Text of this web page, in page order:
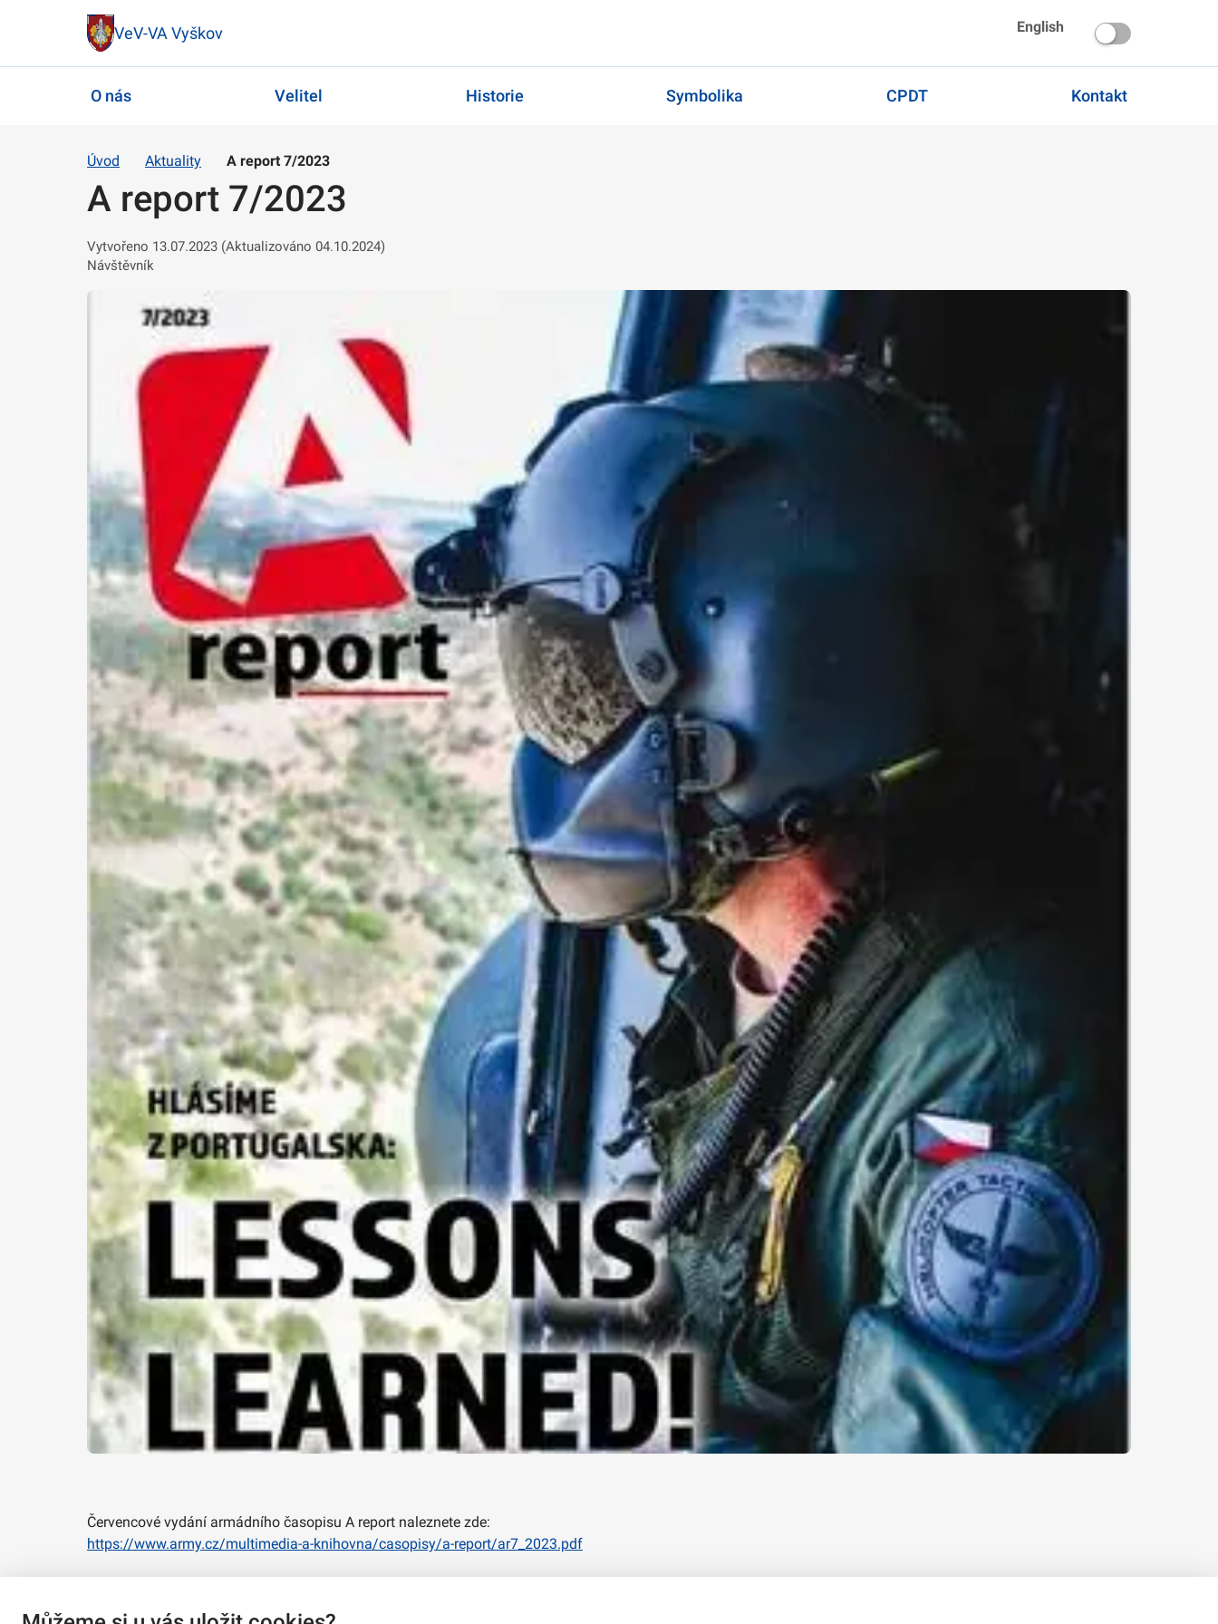
VeV-VA Vyškov English
O nás Velitel Historie Symbolika CPDT Kontakt
Úvod Aktuality A report 7/2023
A report 7/2023
Vytvořeno 13.07.2023 (Aktualizováno 04.10.2024)
Návštěvník
Červencové vydání armádního časopisu A report naleznete zde:
https://www.army.cz/multimedia-a-knihovna/casopisy/a-report/ar7_2023.pdf